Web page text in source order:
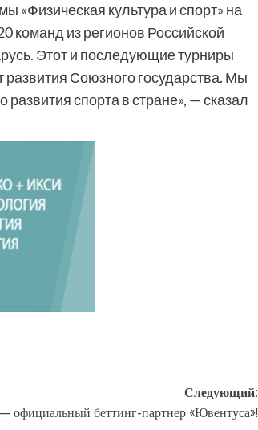
«Физическая культура и спорт» на
команд из регионов Российской
Этот и последующие турниры
Союзного государства. Мы
спорта в стране», — сказал
Следующий:
официальный беттинг-партнер «Ювентуса»!